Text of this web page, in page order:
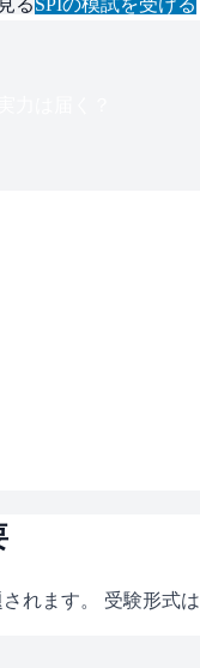
れます。 受験形式は